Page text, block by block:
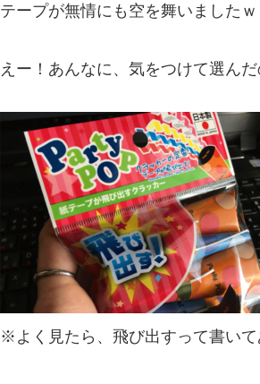
テープが無情にも空を舞いましたｗ
えー！あんなに、気をつけて選んだ
※よく見たら、飛び出すって書いて